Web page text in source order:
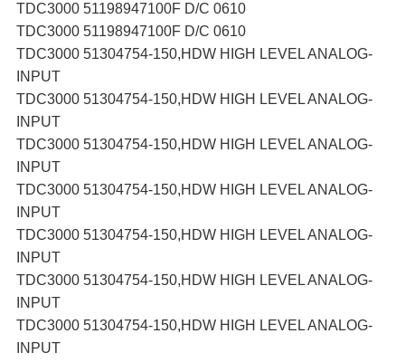
TDC3000 51198947100F D/C 0610
TDC3000 51198947100F D/C 0610
TDC3000 51304754-150,HDW HIGH LEVEL ANALOG-
INPUT
TDC3000 51304754-150,HDW HIGH LEVEL ANALOG-
INPUT
TDC3000 51304754-150,HDW HIGH LEVEL ANALOG-
INPUT
TDC3000 51304754-150,HDW HIGH LEVEL ANALOG-
INPUT
TDC3000 51304754-150,HDW HIGH LEVEL ANALOG-
INPUT
TDC3000 51304754-150,HDW HIGH LEVEL ANALOG-
INPUT
TDC3000 51304754-150,HDW HIGH LEVEL ANALOG-
INPUT